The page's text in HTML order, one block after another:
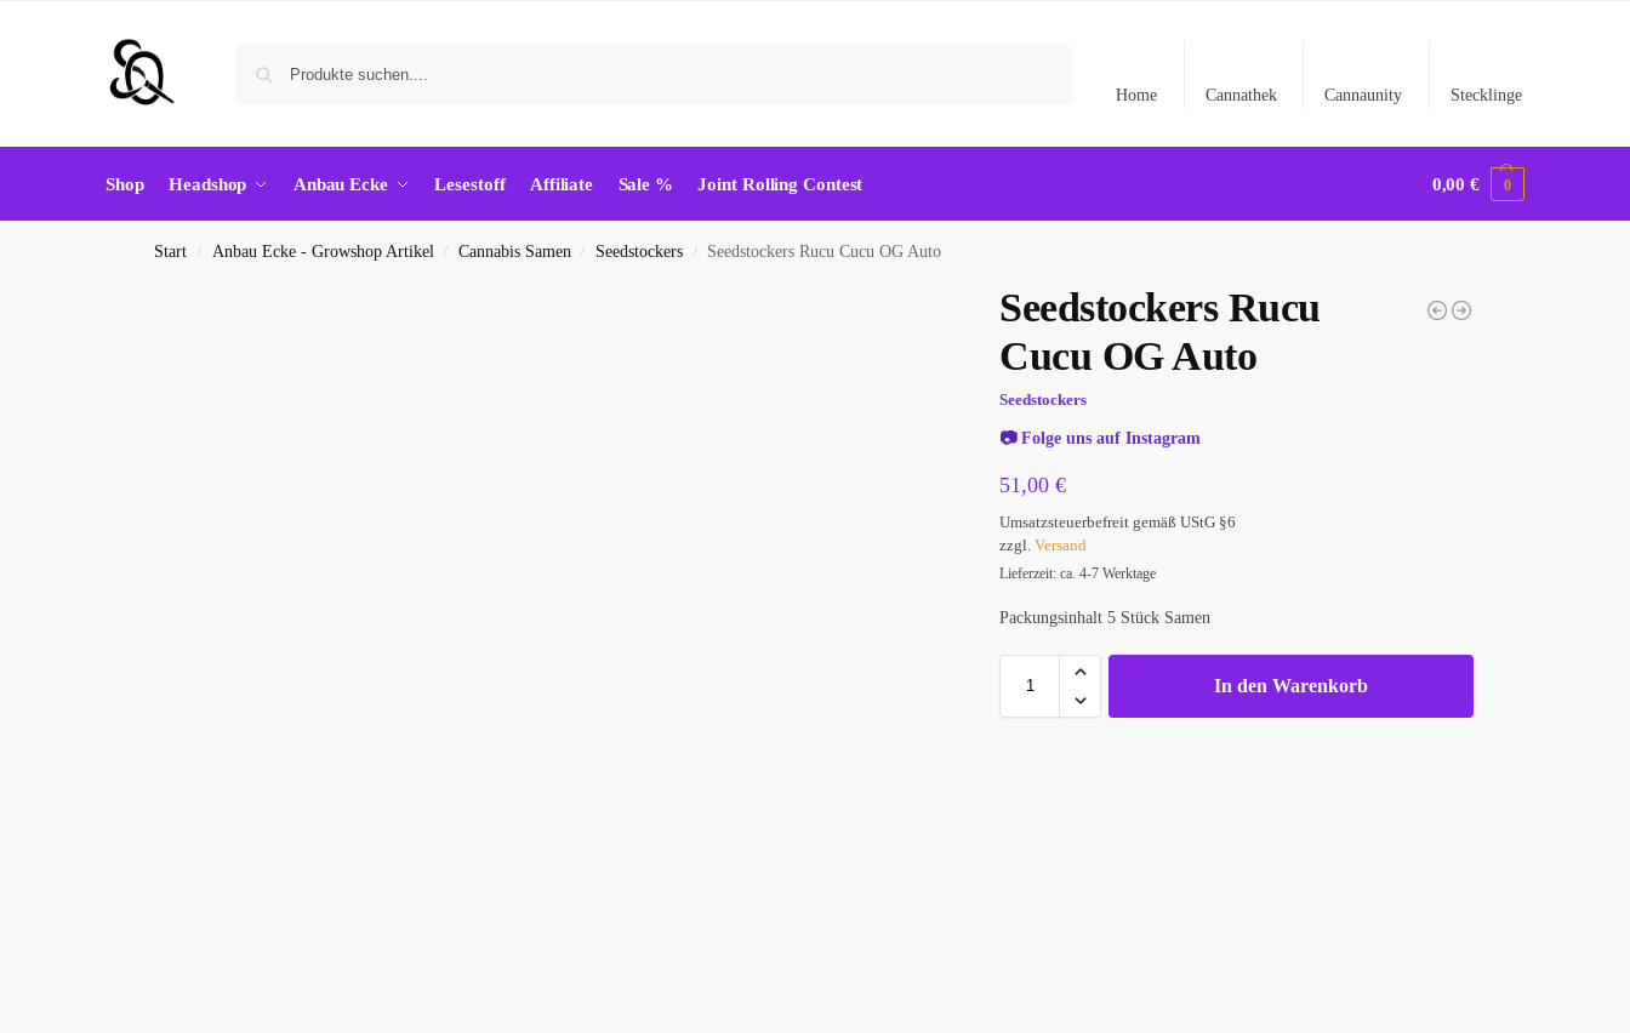
Home Cannathek Cannaunity Stecklinge
Shop Headshop Anbau Ecke Lesestoff Affiliate Sale % Joint Rolling Contest 0,00€ 0
Start / Anbau Ecke - Growshop Artikel / Cannabis Samen / Seedstockers / Seedstockers Rucu Cucu OG Auto
Seedstockers Rucu
Cucu OG Auto
Seedstockers
📷Folge uns auf Instagram
51,00€
Umsatzsteuerbefreit gemäß UStG §6
zzgl.Versand
Lieferzeit: ca. 4-7 Werktage
Packungsinhalt 5 Stück Samen
In den Warenkorb